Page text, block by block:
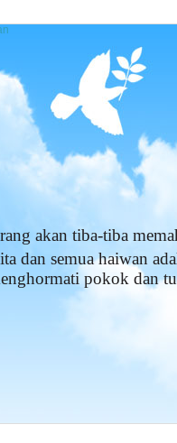
akan tiba-tiba
dan semua haiwan
pokok dan